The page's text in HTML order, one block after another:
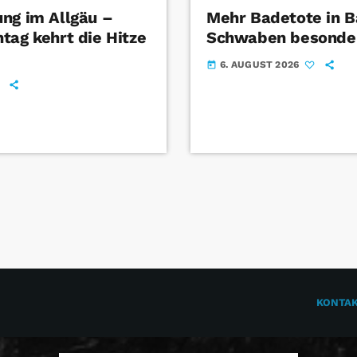
im Allgäu –
kehrt die Hitze
Mehr Badetote in
Schwaben
today 6. AUGUST 2026